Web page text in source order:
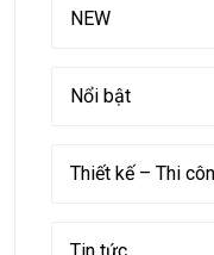
NEW
Nổi bật
Thiết kế – Thi